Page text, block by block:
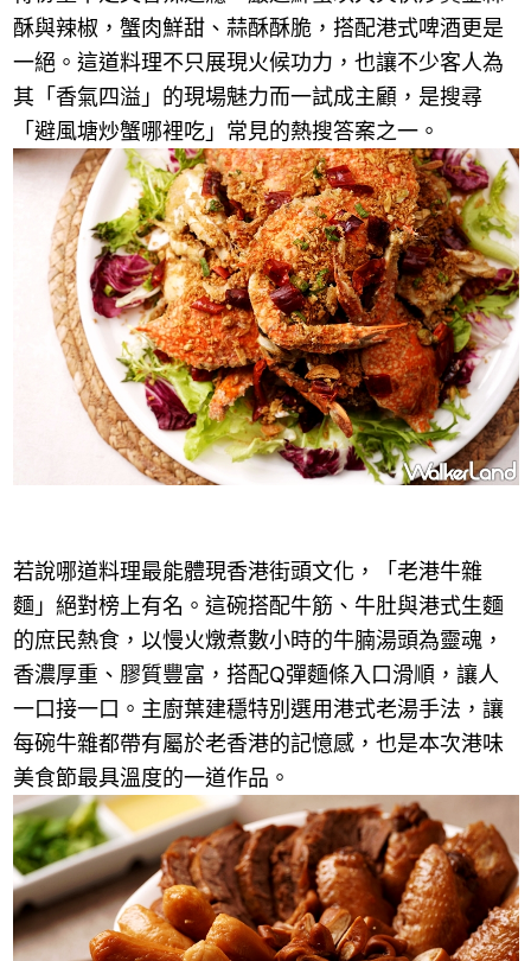
酥與辣椒，蟹肉鮮甜、蒜酥酥脆，搭配港式啤酒更是
一絕。這道料理不只展現火候功力，也讓不少客人為
其「香氣四溢」的現場魅力而一試成主顧，是搜尋
「避風塘炒蟹哪裡吃」常見的熱搜答案之一。
若說哪道料理最能體現香港街頭文化，「老港牛雜
麵」絕對榜上有名。這碗搭配牛筋、牛肚與港式生麵
的庶民熱食，以慢火燉煮數小時的牛腩湯頭為靈魂，
香濃厚重、膠質豐富，搭配Q彈麵條入口滑順，讓人
一口接一口。主廚葉建穩特別選用港式老湯手法，讓
每碗牛雜都帶有屬於老香港的記憶感，也是本次港味
美食節最具溫度的一道作品。